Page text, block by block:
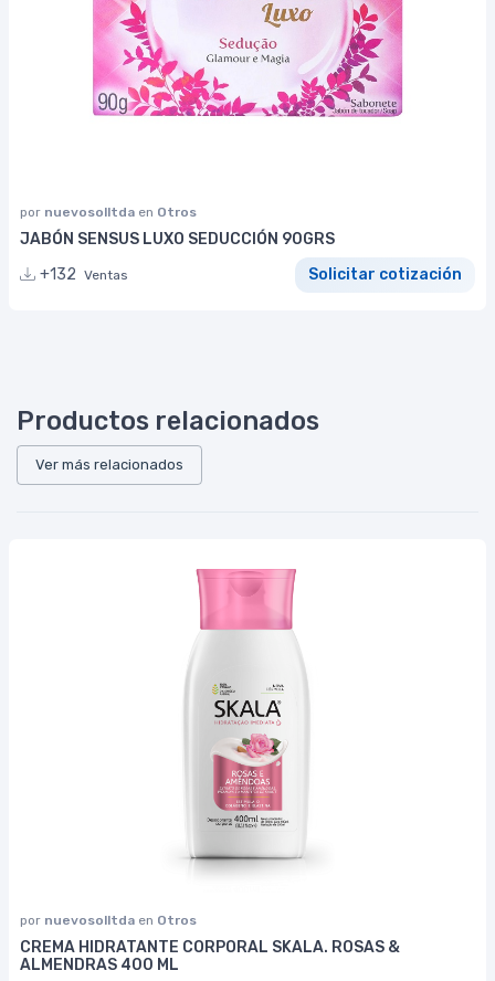
por nuevosolltda en Otros
JABÓN SENSUS LUXO SEDUCCIÓN 90GRS
+132 Ventas Solicitar cotización
Productos relacionados
Ver más relacionados
por nuevosolltda en Otros
CREMA HIDRATANTE CORPORAL SKALA. ROSAS &
ALMENDRAS 400 ML